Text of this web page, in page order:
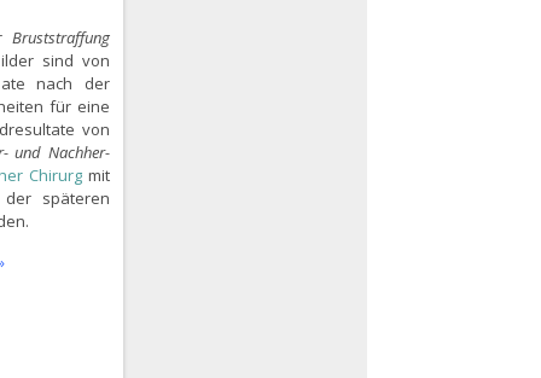
Bruststraffung
sind von
nach der
für eine
von
und Nachher-
Chirurgmit
späteren